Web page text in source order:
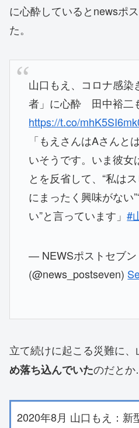
に心酔しているとnewsポ
た。
山口もえ、コロナ感染
者」に心酔 田中裕二
https://t.co/
「もえさんはAさんと
いそうです。いま彼女
とを反省して、“私は
にまったく興味がない
い”と言っています」#
— NEWSポストセブン
(@news_postseven)
立て続けに起こる災難に
め落ち込んでいたのだとか
2020年8月 山口もえ：新